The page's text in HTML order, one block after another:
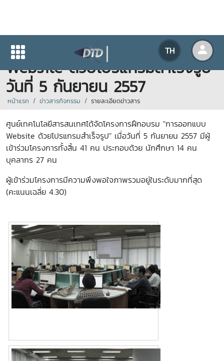
TH
โครงการฝึกอบรม "การออกแบบ
Website ด้วยโปรแกรมสำเร็จรูป"
วันที่ 5 กันยายน 2557
หน้าแรก ข่าวสารกิจกรรม รายละเอียดข่าวสาร
ศูนย์เทคโนโลยีสารสนเทศได้จัดโครงการฝึกอบรม "การออกแบบ
Website ด้วยโปรแกรมสำเร็จรูป" เมื่อวันที่ 5 กันยายน 2557 มีผู้
เข้าร่วมโครงการทั้งสิ้น 41 คน ประกอบด้วย นักศึกษา 14 คน
บุคลากร 27 คน
ผู้เข้าร่วมโครงการมีความพึงพอใจภาพรวมอยู่ในระดับมากที่สุด
(คะแนนเฉลี่ย 4.30)